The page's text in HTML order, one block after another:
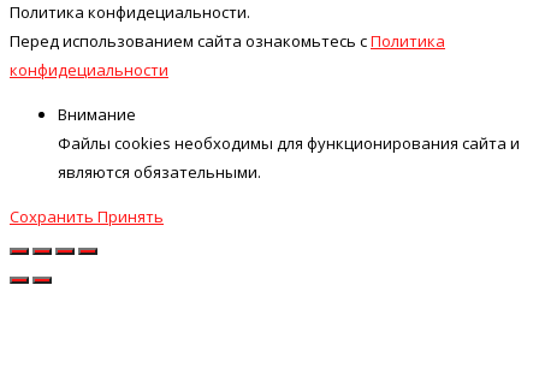
Политика конфидециальности.
Перед использованием сайта ознакомьтесь сПолитика
конфидециальности
Внимание
Файлы cookies необходимы для функционирования сайта и
являются обязательными.
Сохранить Принять